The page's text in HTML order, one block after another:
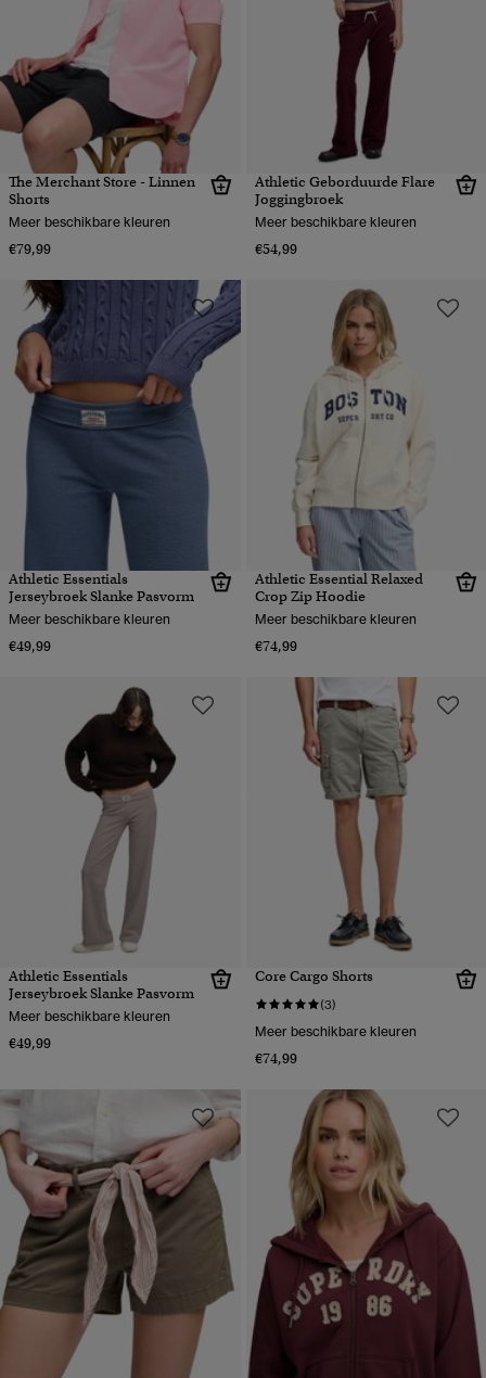
The Merchant Store - Linnen
Shorts
Meer beschikbare kleuren
€79,99
Athletic Geborduurde Flare
Joggingbroek
Meer beschikbare kleuren
€54,99
Athletic Essentials
Jerseybroek Slanke Pasvorm
Meer beschikbare kleuren
€49,99
Athletic Essential Relaxed
Crop Zip Hoodie
Meer beschikbare kleuren
€74,99
Athletic Essentials
Jerseybroek Slanke Pasvorm
Meer beschikbare kleuren
€49,99
Core Cargo Shorts
(3)
Meer beschikbare kleuren
€74,99